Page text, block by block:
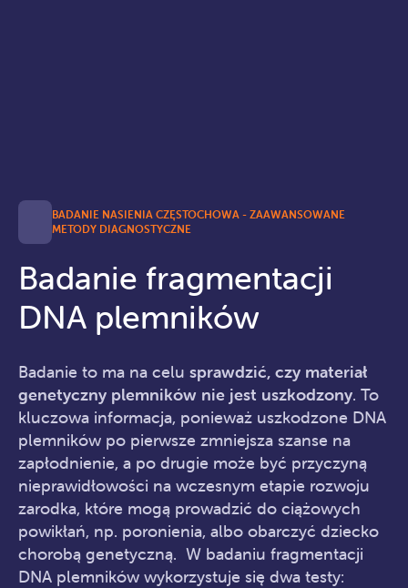
BADANIE NASIENIA CZĘSTOCHOWA - ZAAWANSOWANE
METODY DIAGNOSTYCZNE
Badanie fragmentacji
DNA plemników
Badanie to ma na celu sprawdzić, czy materiał
genetyczny plemników nie jest uszkodzony. To
kluczowa informacja, ponieważ uszkodzone DNA
plemników po pierwsze zmniejsza szanse na
zapłodnienie, a po drugie może być przyczyną
nieprawidłowości na wczesnym etapie rozwoju
zarodka, które mogą prowadzić do ciążowych
powikłań, np. poronienia, albo obarczyć dziecko
chorobą genetyczną. W badaniu fragmentacji
DNA plemników wykorzystuje się dwa testy: